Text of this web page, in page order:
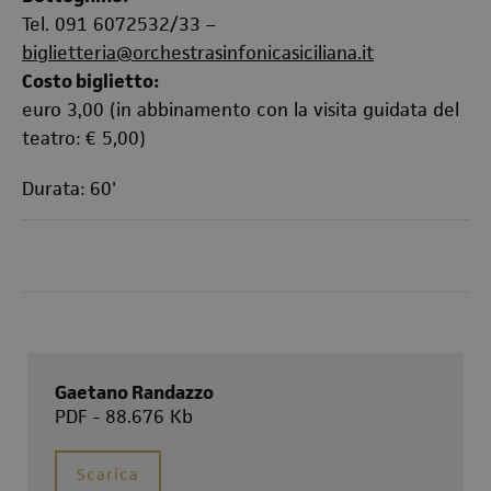
Tel. 091 6072532/33 –
biglietteria@orchestrasinfonicasiciliana.it
Costo biglietto:
euro 3,00 (in abbinamento con la visita guidata del
teatro: € 5,00)
Durata: 60'
Gaetano Randazzo
PDF - 88.676 Kb
Scarica